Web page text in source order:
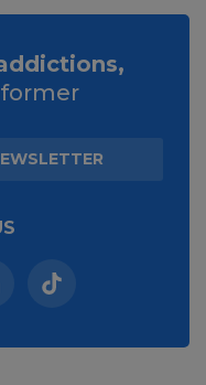
fenêtre)
(nouvelle fenêtre)
(nouvelle
Tiktok (nouvelle